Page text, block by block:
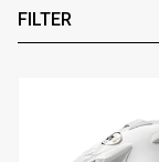
FILTER